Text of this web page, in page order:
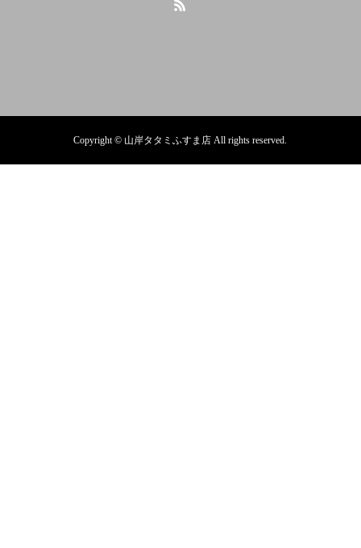
Copyright © 山岸タタミふすま店 All rights reserved.